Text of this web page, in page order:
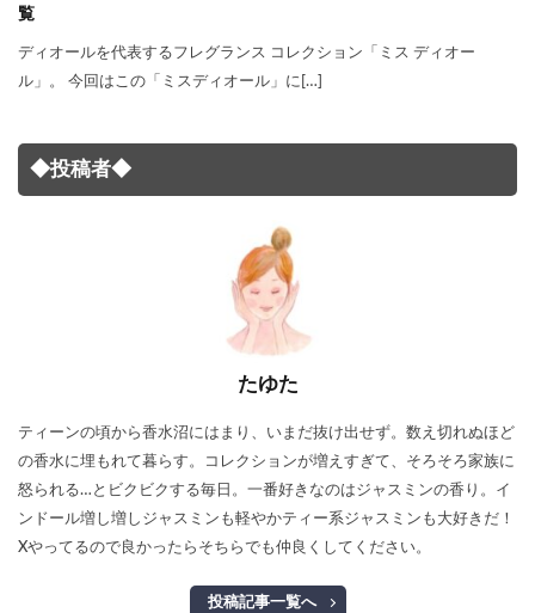
覧
ディオールを代表するフレグランス コレクション「ミス ディオー
ル」。 今回はこの「ミスディオール」に[…]
◆投稿者◆
たゆた
ティーンの頃から香水沼にはまり、いまだ抜け出せず。数え切れぬほど
の香水に埋もれて暮らす。コレクションが増えすぎて、そろそろ家族に
怒られる…とビクビクする毎日。一番好きなのはジャスミンの香り。イ
ンドール増し増しジャスミンも軽やかティー系ジャスミンも大好きだ！
Xやってるので良かったらそちらでも仲良くしてください。
投稿記事一覧へ